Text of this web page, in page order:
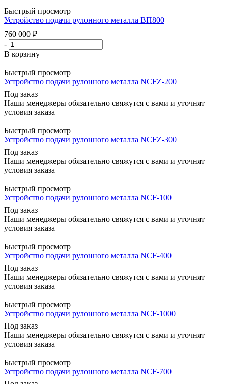
Быстрый просмотр
Устройство подачи рулонного металла ВП800
760 000 ₽
-
+
В корзину
Быстрый просмотр
Устройство подачи рулонного металла NCFZ-200
Под заказ
Наши менеджеры обязательно свяжутся с вами и уточнят
условия заказа
Быстрый просмотр
Устройство подачи рулонного металла NCFZ-300
Под заказ
Наши менеджеры обязательно свяжутся с вами и уточнят
условия заказа
Быстрый просмотр
Устройство подачи рулонного металла NCF-100
Под заказ
Наши менеджеры обязательно свяжутся с вами и уточнят
условия заказа
Быстрый просмотр
Устройство подачи рулонного металла NCF-400
Под заказ
Наши менеджеры обязательно свяжутся с вами и уточнят
условия заказа
Быстрый просмотр
Устройство подачи рулонного металла NCF-1000
Под заказ
Наши менеджеры обязательно свяжутся с вами и уточнят
условия заказа
Быстрый просмотр
Устройство подачи рулонного металла NCF-700